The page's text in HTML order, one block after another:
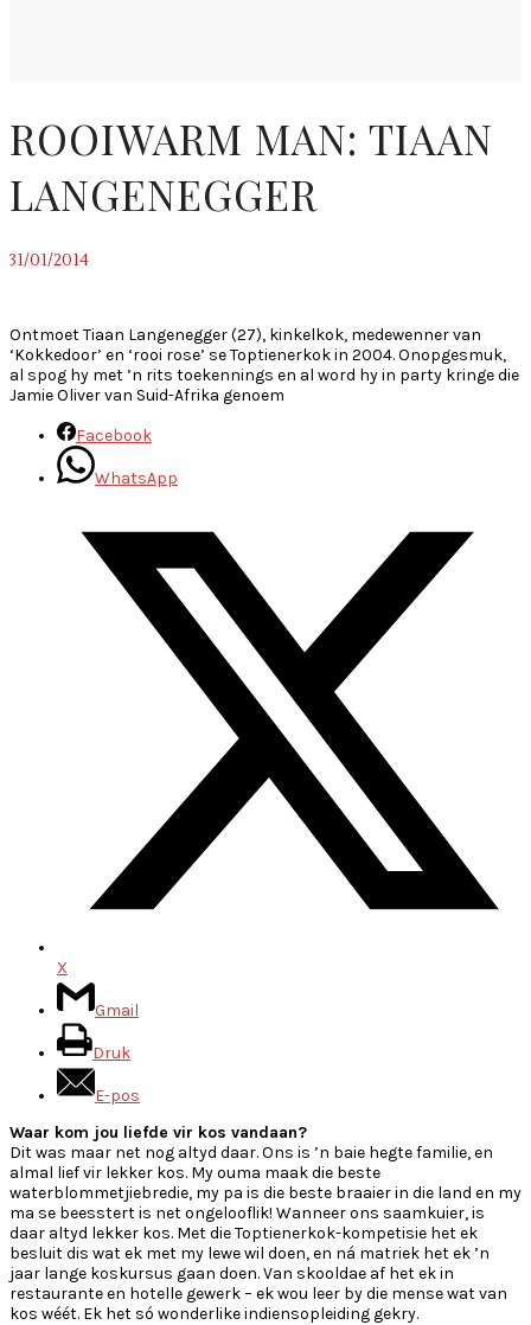
ROOIWARM MAN: TIAAN
LANGENEGGER
31/01/2014
Ontmoet Tiaan Langenegger (27), kinkelkok, medewenner van
‘Kokkedoor’ en ‘rooi rose’ se Toptienerkok in 2004. Onopgesmuk,
al spog hy met ’n rits toekennings en al word hy in party kringe die
Jamie Oliver van Suid-Afrika genoem
Facebook
WhatsApp
X
Gmail
Druk
E-pos
Waar kom jou liefde vir kos vandaan?
Dit was maar net nog altyd daar. Ons is ’n baie hegte familie, en
almal lief vir lekker kos. My ouma maak die beste
waterblommetjiebredie, my pa is die beste braaier in die land en my
ma se beesstert is net ongelooflik! Wanneer ons saamkuier, is
daar altyd lekker kos. Met die Toptienerkok-kompetisie het ek
besluit dis wat ek met my lewe wil doen, en ná matriek het ek ’n
jaar lange koskursus gaan doen. Van skooldae af het ek in
restaurante en hotelle gewerk – ek wou leer by die mense wat van
kos wéét. Ek het só wonderlike indiensopleiding gekry.